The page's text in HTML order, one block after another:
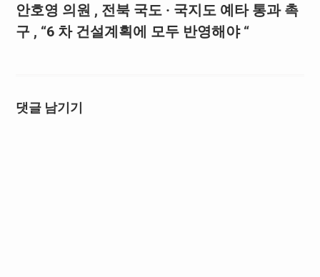
안호영 의원 , 전북 국도 · 국지도 예타 통과 촉
구 , “6 차 건설계획에 모두 반영해야 “
댓글 남기기